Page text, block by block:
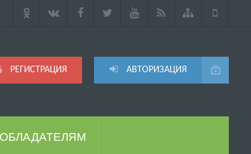
АВТОРИЗАЦИЯ
РЕГИСТРАЦИЯ